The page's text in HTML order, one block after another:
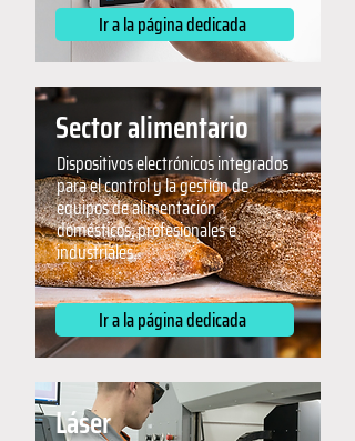
Ir a la página dedicada
Sector alimentario
Dispositivos electrónicos integrados
para el control y la gestión de
equipos de alimentación
domésticos, profesionales e
industriales.
Ir a la página dedicada
Láser